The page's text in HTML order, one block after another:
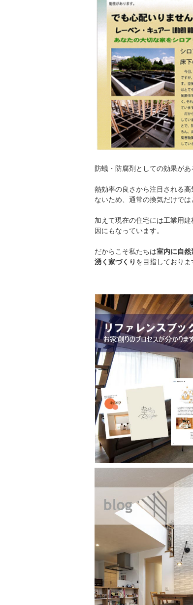
防蟻・防腐剤としての効果が
熱効率の良さから注目される
ないため、通常の換気だけでは
加えて現在の住宅には工業用
因にもなっています。
だからこそ私たちは室内に自然
湧く家づくり を目指しておりま